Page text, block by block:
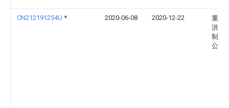
CN212191254U * 2020-06-08 2020-12-22
重庆
洪洋
制造
公司